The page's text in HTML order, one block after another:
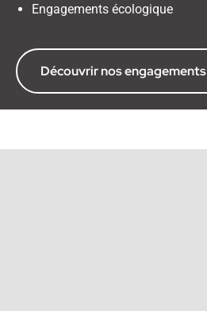
Engagements écologique
Découvrir nos engagements